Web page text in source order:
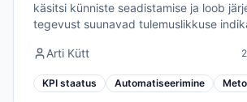
käsitsi künniste seadistamise ja loob
tegevust suunavad tulemuslikkuse
Arti Kütt
KPI staatus Automatiseerimine